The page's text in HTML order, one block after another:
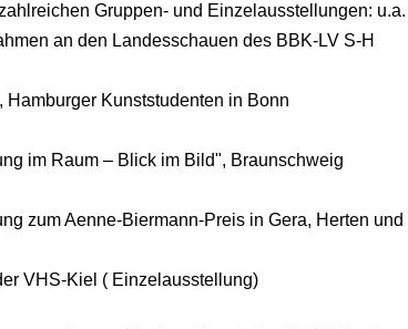
Gruppen- und Einzelausstellungen: u.a.
an den Landesschauen des BBK-LV S-H
Hamburger Kunststudenten in Bonn
im Raum – Blick im Bild", Braunschweig
zum Aenne-Biermann-Preis in Gera, Herten und
VHS-Kiel ( Einzelausstellung)